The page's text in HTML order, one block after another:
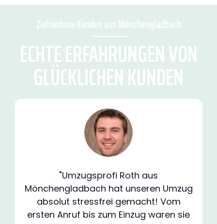
Zufriedene Kunden aus Mönchengladbach
ECHTE ERFAHRUNGEN VON
GLÜCKLICHEN KUNDEN
"Umzugsprofi Roth aus
Mönchengladbach hat unseren Umzug
absolut stressfrei gemacht! Vom
ersten Anruf bis zum Einzug waren sie